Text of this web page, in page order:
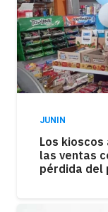
JUNIN
Los
las ventas
pérdida del